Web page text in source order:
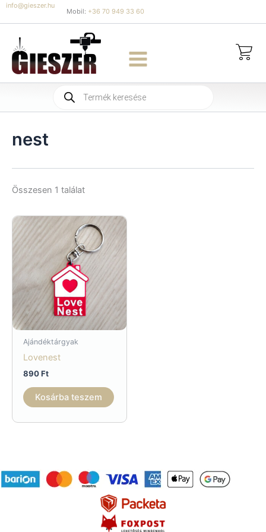
Skip
to
content
info@gieszer.hu
Mobil: +36 70 949 33 60
Products
search
nest
Összesen 1 találat
Ajándéktárgyak
Lovenest
890Ft
Kosárba teszem